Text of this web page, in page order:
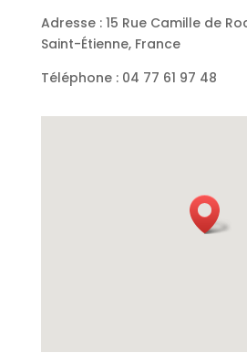
Adresse : 15 Rue Camille de
Saint-Étienne, France
Téléphone : 04 77 61 97 48